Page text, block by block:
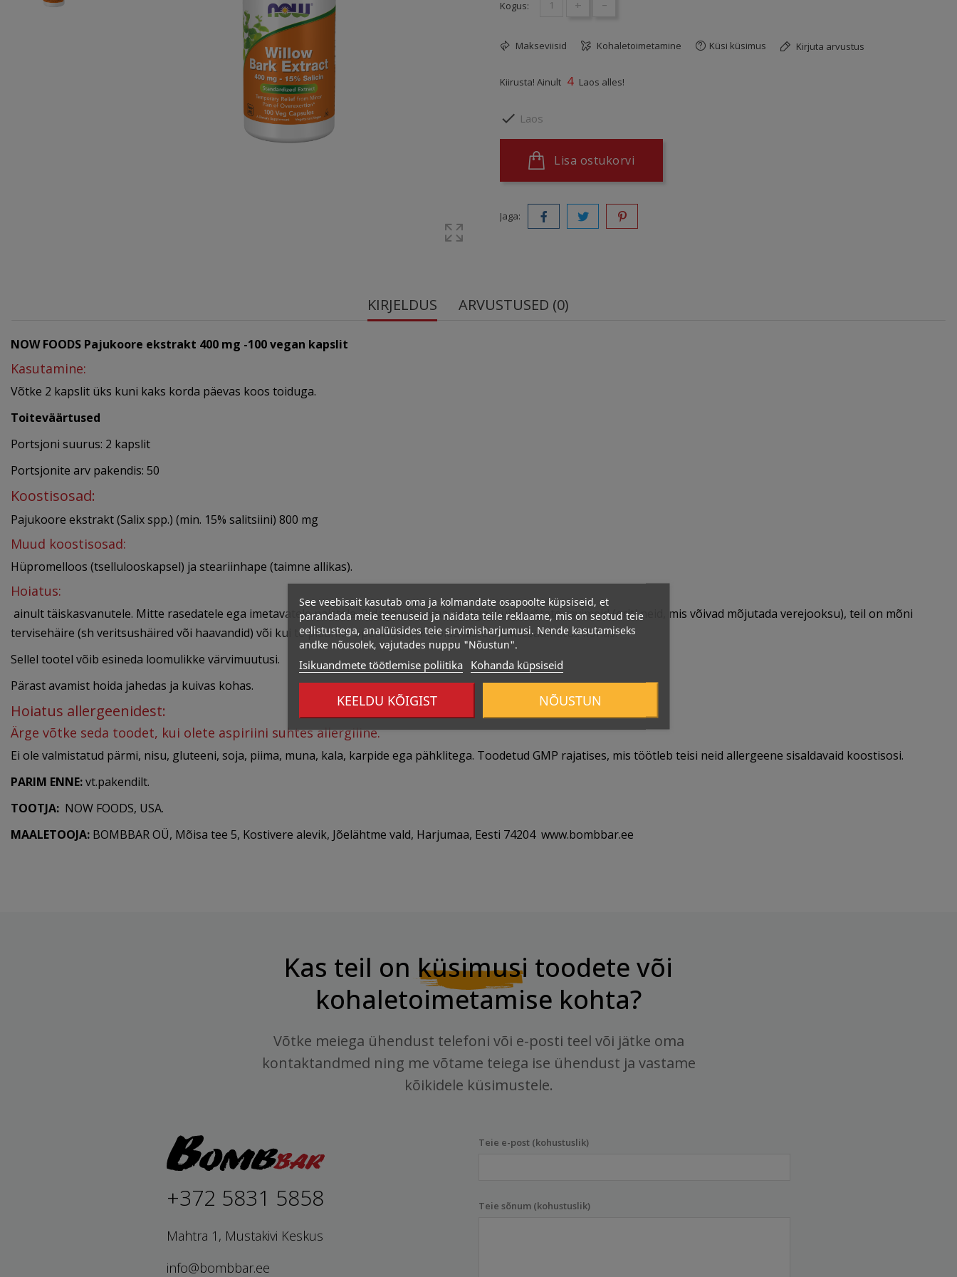
Kogus: + -
Makseviisid Kohaletoimetamine Küsi küsimus Kirjuta arvustus
Kiirusta! Ainult 4 Laos alles!
 Laos
Lisa ostukorvi
Jaga:
KIRJELDUS ARVUSTUSED (0)
NOW FOODS Pajukoore ekstrakt 400 mg -100 vegan kapslit
Kasutamine:
Võtke 2 kapslit üks kuni kaks korda päevas koos toiduga.
Toiteväärtused
Portsjoni suurus: 2 kapslit
Portsjonite arv pakendis: 50
Koostisosad:
Pajukoore ekstrakt (Salix spp.) (min. 15% salitsiini) 800 mg
Muud koostisosad:
Hüpromelloos (tsellulooskapsel) ja steariinhape (taimne allikas).
Hoiatus:
ainult täiskasvanutele. Mitte rasedatele ega imetavatele naistele. Pidage nõu oma arstiga, kui te võtate ravimeid (eriti neid, mis võivad mõjutada verejooksu), teil on mõni
tervisehäire (sh veritsushäired või haavandid) või kui te plaanite operatsiooni. Hoida lastele kättesaamatus kohas.
Sellel tootel võib esineda loomulikke värvimuutusi.
Pärast avamist hoida jahedas ja kuivas kohas.
Hoiatus allergeenidest:
Ärge võtke seda toodet, kui olete aspiriini suhtes allergiline.
Ei ole valmistatud pärmi, nisu, gluteeni, soja, piima, muna, kala, karpide ega pähklitega. Toodetud GMP rajatises, mis töötleb teisi neid allergeene sisaldavaid koostisosi.
PARIM ENNE:vt.pakendilt.
TOOTJA: NOW FOODS, USA.
MAALETOOJA: BOMBBAR OÜ, Mõisa tee 5, Kostivere alevik, Jõelähtme vald, Harjumaa, Eesti 74204 www.bombbar.ee
Kas teil on küsimusi toodete või
kohaletoimetamise kohta?
Võtke meiega ühendust telefoni või e-posti teel või jätke oma
kontaktandmed ning me võtame teiega ise ühendust ja vastame
kõikidele küsimustele.
+372 5831 5858
Mahtra 1, Mustakivi Keskus
info@bombbar.ee
Teie e-post (kohustuslik)
Teie sõnum (kohustuslik)
See veebisait kasutab oma ja kolmandate osapoolte küpsiseid, et
parandada meie teenuseid ja näidata teile reklaame, mis on seotud teie
eelistustega, analüüsides teie sirvimisharjumusi. Nende kasutamiseks
andke nõusolek, vajutades nuppu "Nõustun".
Isikuandmete töötlemise poliitika Kohanda küpsiseid
KEELDU KÕIGIST NÕUSTUN